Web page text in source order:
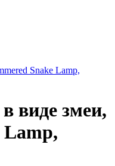
виде змеи,
Lamp,